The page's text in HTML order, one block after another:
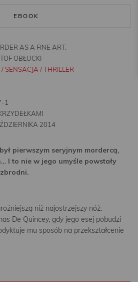
EBOOK
AS A FINE ART.
OBŁUCKI
SENSACJA / THRILLER
1
2014
pierwszym seryjnym mordercą,
I to nie w jego umyśle powstały
niż najostrzejszy nóż.
De Quincey, gdy jego esej pobudzi
mu sposób na przekształcenie